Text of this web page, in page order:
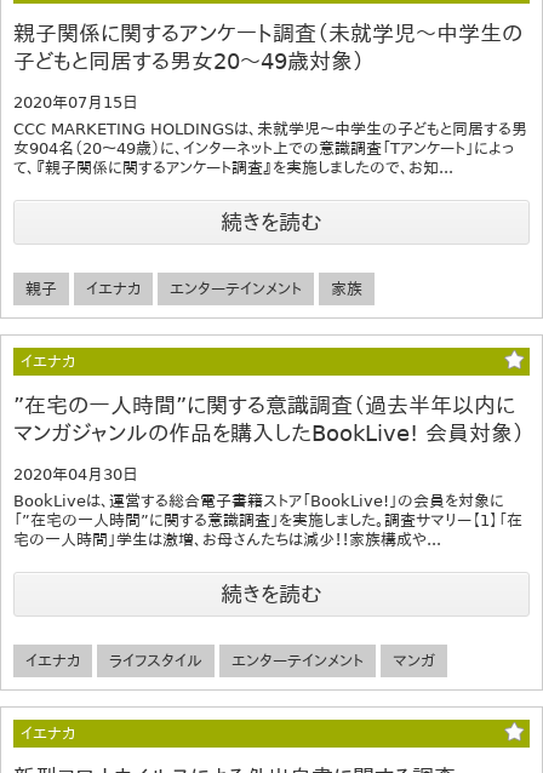
親子関係に関するアンケート調査（未就学児～中学生の
子どもと同居する男女20～49歳対象）
2020年07月15日
CCC MARKETING HOLDINGSは、未就学児～中学生の子どもと同居する男
女904名（20～49歳）に、インターネット上での意識調査「Tアンケート」によっ
て、『親子関係に関するアンケート調査』を実施しましたので、お知...
続きを読む
親子 イエナカ エンターテインメント 家族
イエナカ
”在宅の一人時間”に関する意識調査（過去半年以内に
マンガジャンルの作品を購入したBookLive! 会員対象）
2020年04月30日
BookLiveは、運営する総合電子書籍ストア「BookLive!」の会員を対象に
「”在宅の一人時間”に関する意識調査」を実施しました。調査サマリー【1】「在
宅の一人時間」学生は激増、お母さんたちは減少！！家族構成や...
続きを読む
イエナカ ライフスタイル エンターテインメント マンガ
イエナカ